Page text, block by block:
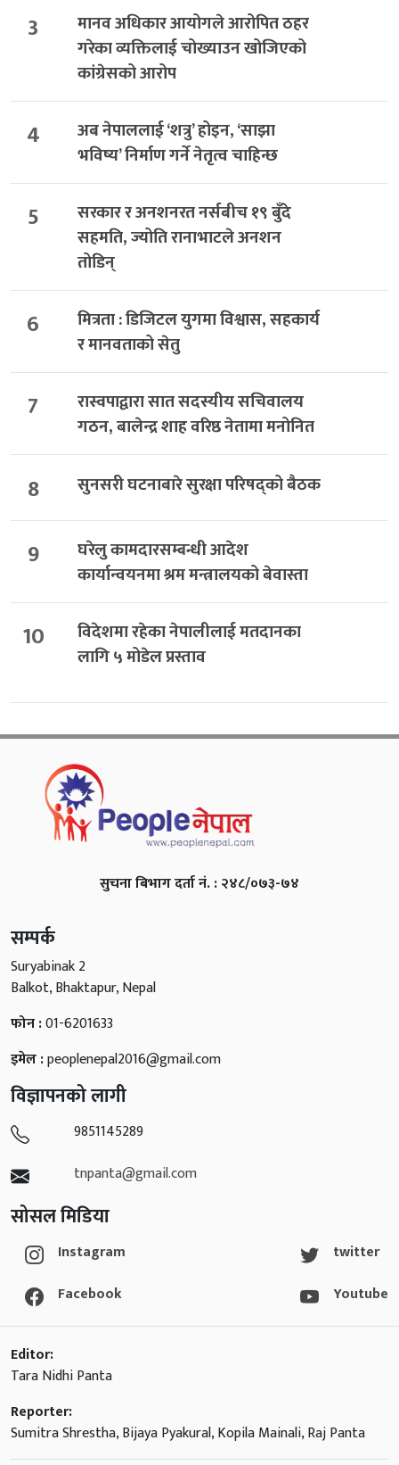
3
मानव अधिकार आयोगले आरोपित ठहर
गरेका व्यक्तिलाई चोख्याउन खोजिएको
कांग्रेसको आरोप
4
अब नेपाललाई ‘शत्रु’ होइन, ‘साझा
भविष्य’ निर्माण गर्ने नेतृत्व चाहिन्छ
5
सरकार र अनशनरत नर्सबीच १९ बुँदे
सहमति, ज्योति रानाभाटले अनशन
तोडिन्
6
मित्रता : डिजिटल युगमा विश्वास, सहकार्य
र मानवताको सेतु
7
रास्वपाद्वारा सात सदस्यीय सचिवालय
गठन, बालेन्द्र शाह वरिष्ठ नेतामा मनोनित
8 सुनसरी घटनाबारे सुरक्षा परिषद्को बैठक
9
घरेलु कामदारसम्बन्धी आदेश
कार्यान्वयनमा श्रम मन्त्रालयको बेवास्ता
10
विदेशमा रहेका नेपालीलाई मतदानका
लागि ५ मोडेल प्रस्ताव
सुचना बिभाग दर्ता नं. : २४८/०७३-७४
सम्पर्क
Suryabinak 2
Balkot, Bhaktapur, Nepal
फोन :01-6201633
इमेल :peoplenepal2016@gmail.com
विज्ञापनको लागी
9851145289
tnpanta@gmail.com
सोसल मिडिया
Instagram
Facebook
twitter
Youtube
Editor:
Tara Nidhi Panta
Reporter:
Sumitra Shrestha, Bijaya Pyakural, Kopila Mainali, Raj Panta